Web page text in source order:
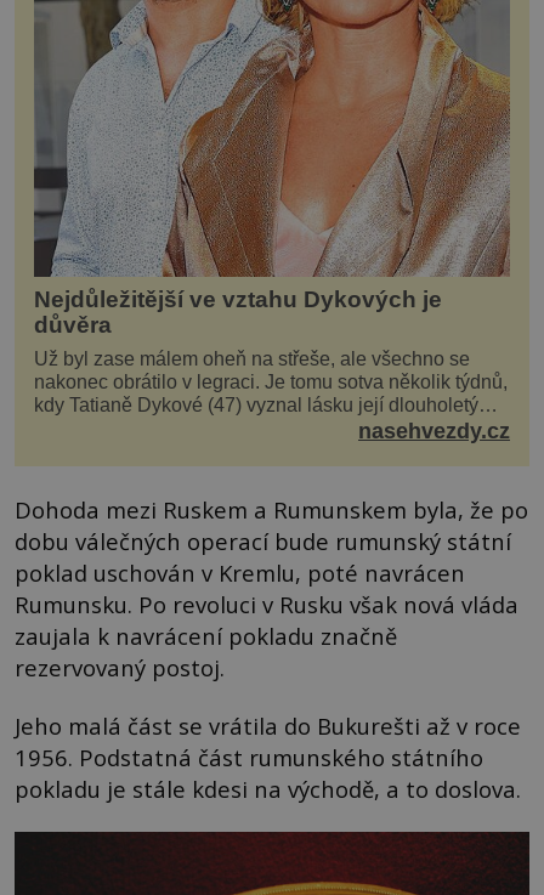
Nejdůležitější ve vztahu Dykových je
důvěra
Už byl zase málem oheň na střeše, ale všechno se
nakonec obrátilo v legraci. Je tomu sotva několik týdnů,
kdy Tatianě Dykové (47) vyznal lásku její dlouholetý
kolega a kamarád. Lidé si hned mysleli, ž...nasehvezdy.cz
Dohoda mezi Ruskem a Rumunskem byla, že po
dobu válečných operací bude rumunský státní
poklad uschován v Kremlu, poté navrácen
Rumunsku. Po revoluci v Rusku však nová vláda
zaujala k navrácení pokladu značně
rezervovaný postoj.
Jeho malá část se vrátila do Bukurešti až v roce
1956. Podstatná část rumunského státního
pokladu je stále kdesi na východě, a to doslova.